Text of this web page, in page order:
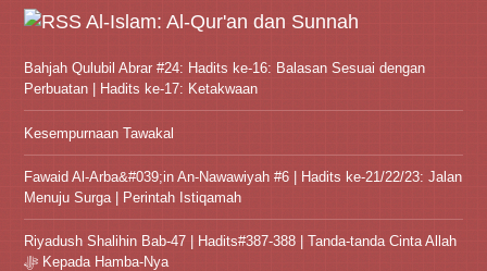
Al-Islam: Al-Qur'an dan Sunnah
Bahjah Qulubil Abrar #24: Hadits ke-16: Balasan Sesuai dengan
Perbuatan | Hadits ke-17: Ketakwaan
Kesempurnaan Tawakal
Fawaid Al-Arba&#039;in An-Nawawiyah #6 | Hadits ke-21/22/23: Jalan
Menuju Surga | Perintah Istiqamah
Riyadush Shalihin Bab-47 | Hadits#387-388 | Tanda-tanda Cinta Allah
ﷻ Kepada Hamba-Nya